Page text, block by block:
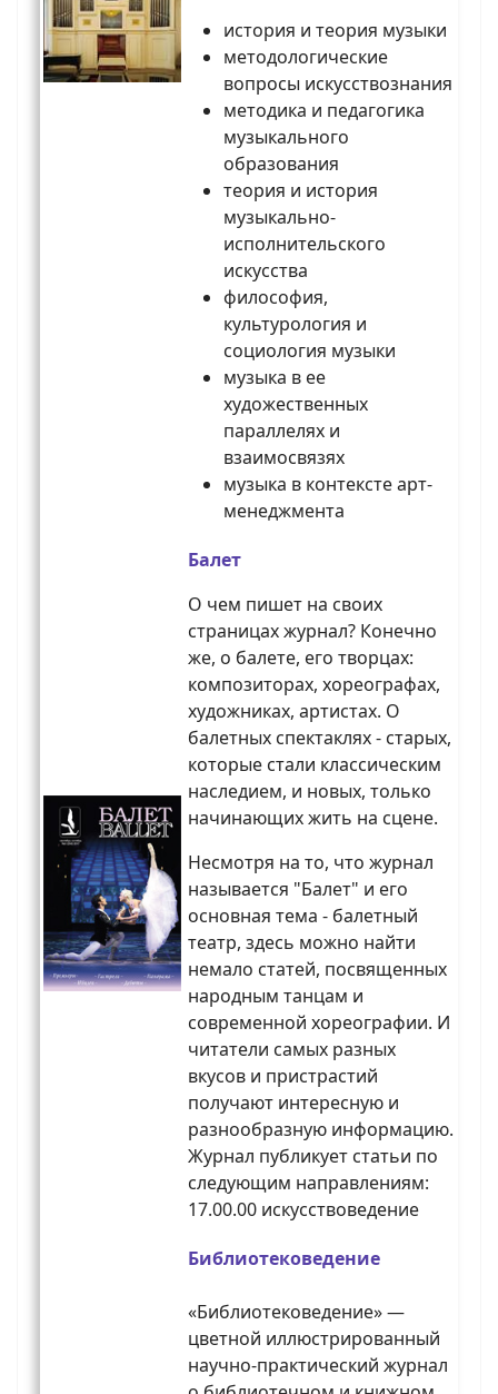
история и теория музыки
методологические
вопросы искусствознания
методика и педагогика
музыкального
образования
теория и история
музыкально-
исполнительского
искусства
философия,
культурология и
социология музыки
музыка в ее
художественных
параллелях и
взаимосвязях
музыка в контексте арт-
менеджмента
Балет
О чем пишет на своих
страницах журнал? Конечно
же, о балете, его творцах:
композиторах, хореографах,
художниках, артистах. О
балетных спектаклях - старых,
которые стали классическим
наследием, и новых, только
начинающих жить на сцене.
Несмотря на то, что журнал
называется "Балет" и его
основная тема - балетный
театр, здесь можно найти
немало статей, посвященных
народным танцам и
современной хореографии. И
читатели самых разных
вкусов и пристрастий
получают интересную и
разнообразную информацию.
Журнал публикует статьи по
следующим направлениям:
17.00.00 искусствоведение
Библиотековедение
«Библиотековедение» —
цветной иллюстрированный
научно-практический журнал